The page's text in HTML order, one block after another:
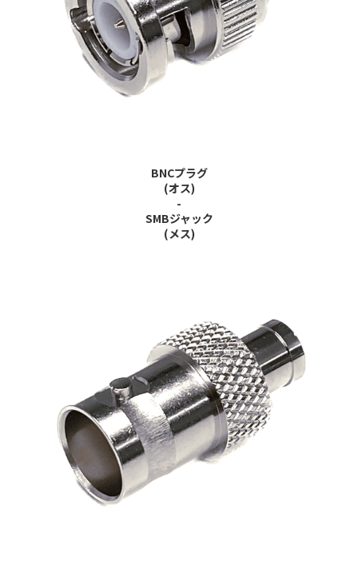
BNCプラグ
(オス)
-
SMBジャック
(メス)